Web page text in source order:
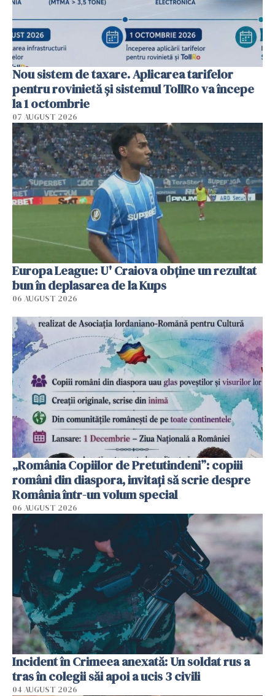
Nou sistem de taxare. Aplicarea tarifelor
pentru rovinietă şi sistemul TollRo va începe
la 1 octombrie
07 AUGUST 2026
Europa League: U' Craiova obține un rezultat
bun în deplasarea de la Kups
06 AUGUST 2026
„România Copiilor de Pretutindeni”: copiii
români din diaspora, invitați să scrie despre
România într-un volum special
06 AUGUST 2026
Incident în Crimeea anexată: Un soldat rus a
tras în colegii săi apoi a ucis 3 civili
04 AUGUST 2026